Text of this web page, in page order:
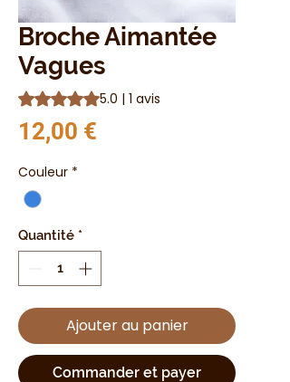
Broche Aimantée
Vagues
La note est de 5.0 sur cinq étoiles selon 1
5.0 | 1 avis
12,00 €
Couleur *
Quantité *
Ajouter au panier
Commander et payer